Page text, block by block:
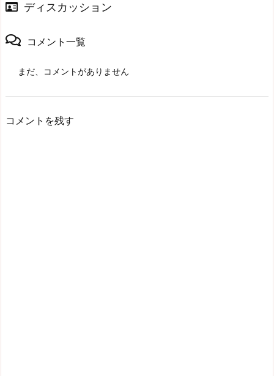
ディスカッション
コメント一覧
まだ、コメントがありません
コメントを残す